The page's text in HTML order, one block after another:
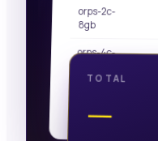
orps-2c-
8gb
orps-4c-
TOTAL
—